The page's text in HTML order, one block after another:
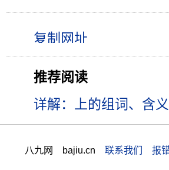
推荐阅读
详解：上的组词、含
八九网 bajiu.cn 联系我们 报